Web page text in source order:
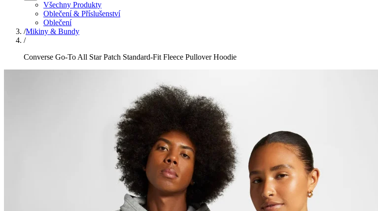
Všechny Produkty
Oblečení & Příslušenství
Oblečení
/Mikiny & Bundy
/
Converse Go-To All Star Patch Standard-Fit Fleece Pullover Hoodie